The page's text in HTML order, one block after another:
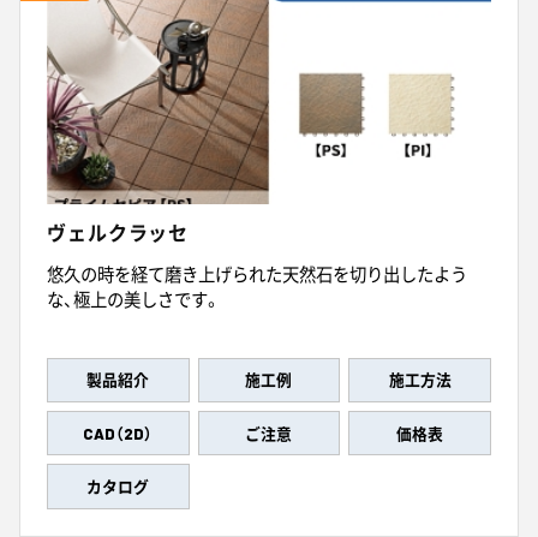
ヴェルクラッセ
悠久の時を経て磨き上げられた天然石を切り出したよう
な、極上の美しさです。
製品紹介 施工例 施工方法
CAD（2D） ご注意 価格表
カタログ